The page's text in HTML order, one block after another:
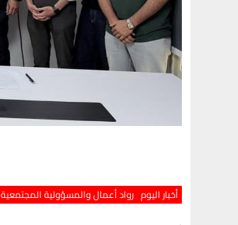
أخبار اليوم رواد أعمال والمسؤولية المجتمعية